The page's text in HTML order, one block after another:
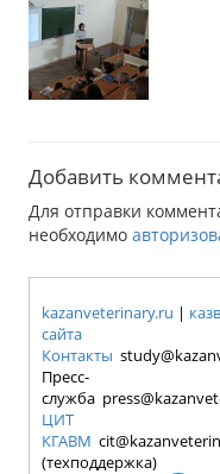
Добавить
Для отправки
необходимо
kazanveterinary.ru |
сайта
Контакты
Пресс-
служба
ЦИТ
КГАВМ
(техподдержка)